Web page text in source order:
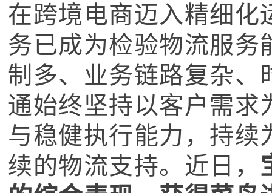
在跨境电商迈入精细化
务已成为检验物流服务
制多、业务链路复杂、
通始终坚持以客户需求
与稳健执行能力，持续
续的物流支持。近日，